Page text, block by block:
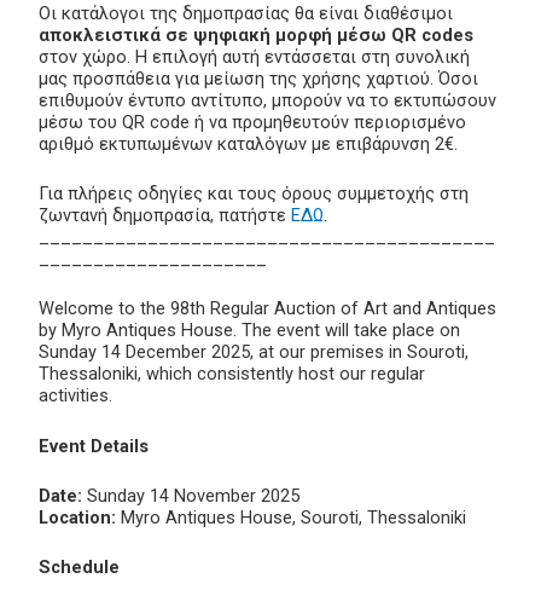
Οι κατάλογοι της δημοπρασίας θα είναι διαθέσιμοι
αποκλειστικά σε ψηφιακή μορφή μέσω QR codes
στον χώρο. Η επιλογή αυτή εντάσσεται στη συνολική
μας προσπάθεια για μείωση της χρήσης χαρτιού. Όσοι
επιθυμούν έντυπο αντίτυπο, μπορούν να το εκτυπώσουν
μέσω του QR code ή να προμηθευτούν περιορισμένο
αριθμό εκτυπωμένων καταλόγων με επιβάρυνση 2€.
Για πλήρεις οδηγίες και τους όρους συμμετοχής στη
ζωντανή δημοπρασία, πατήστε ΕΔΩ.
Welcome to the 98th Regular Auction of Art and Antiques
by Myro Antiques House. The event will take place on
Sunday 14 December 2025, at our premises in Souroti,
Thessaloniki, which consistently host our regular
activities.
Event Details
Date: Sunday 14 November 2025
Location: Myro Antiques House, Souroti, Thessaloniki
Schedule